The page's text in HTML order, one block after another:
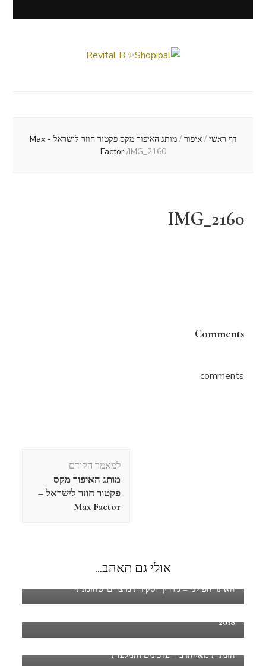
דף ראשי / איפור /
מותג האיפור מקס פקטור חוזר לישראל - Max
Factor /IMG_2160
IMG_2160
Comments
comments
למאמר הקודם
מותג האיפור מקס
פקטור חוזר לישראל –
Max Factor
אולי גם תאהב...
האתר הפולני – מדריך וסקירת מוצרים שהזמנתי
2018
הזמנות מאייהרב – עדכונים והמלצות